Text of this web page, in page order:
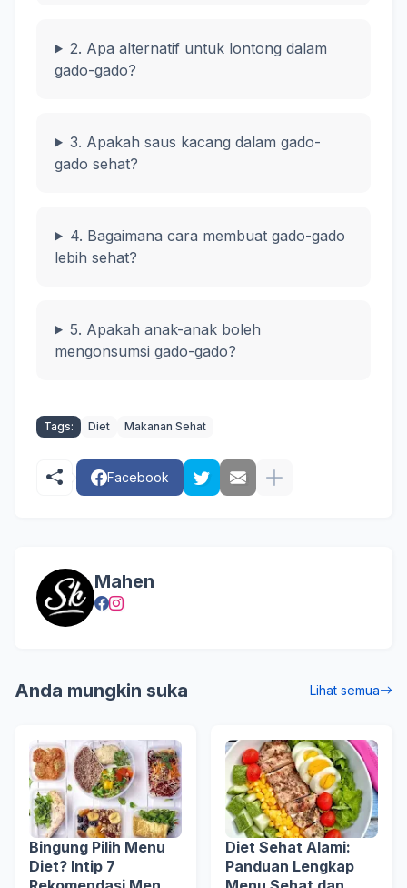
2. Apa alternatif untuk lontong dalam
gado-gado?
3. Apakah saus kacang dalam gado-
gado sehat?
4. Bagaimana cara membuat gado-gado
lebih sehat?
5. Apakah anak-anak boleh
mengonsumsi gado-gado?
Tags: Diet Makanan Sehat
Facebook
Mahen
Anda mungkin suka Lihat semua
Bingung Pilih Menu
Diet? Intip 7
Diet Sehat Alami:
Panduan Lengkap